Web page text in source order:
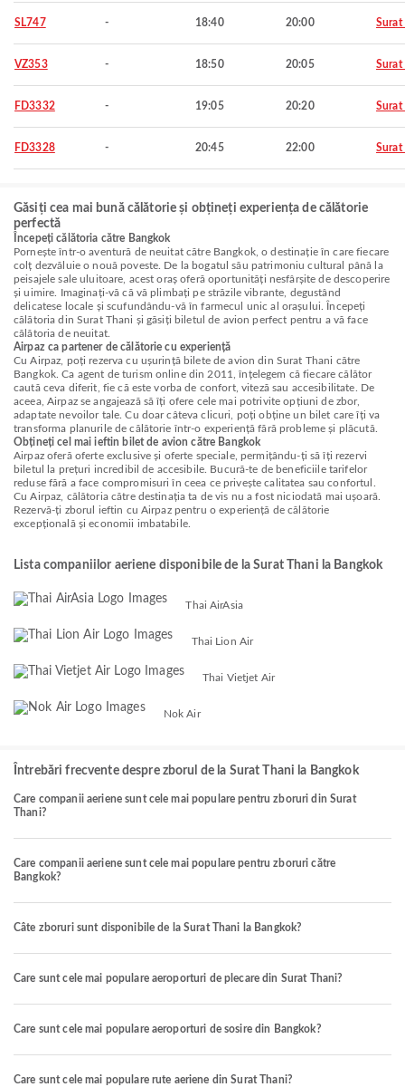
SL747 - 18:40 20:00 Surat
VZ353 - 18:50 20:05 Surat
FD3332 - 19:05 20:20 Surat
FD3328 - 20:45 22:00 Surat
Găsiți cea mai bună călătorie și obțineți experiența de călătorie
perfectă
Începeți călătoria către Bangkok
Pornește într-o aventură de neuitat către Bangkok, o destinație în care fiecare
colț dezvăluie o nouă poveste. De la bogatul său patrimoniu cultural până la
peisajele sale uluitoare, acest oraș oferă oportunități nesfârșite de descoperire
și uimire. Imaginați-vă că vă plimbați pe străzile vibrante, degustând
delicatese locale și scufundându-vă în farmecul unic al orașului. Începeți
călătoria din Surat Thani și găsiți biletul de avion perfect pentru a vă face
călătoria de neuitat.
Airpaz ca partener de călătorie cu experiență
Cu Airpaz, poți rezerva cu ușurință bilete de avion din Surat Thani către
Bangkok. Ca agent de turism online din 2011, înțelegem că fiecare călător
caută ceva diferit, fie că este vorba de confort, viteză sau accesibilitate. De
aceea, Airpaz se angajează să îți ofere cele mai potrivite opțiuni de zbor,
adaptate nevoilor tale. Cu doar câteva clicuri, poți obține un bilet care îți va
transforma planurile de călătorie într-o experiență fără probleme și plăcută.
Obțineți cel mai ieftin bilet de avion către Bangkok
Airpaz oferă oferte exclusive și oferte speciale, permițându-ți să îți rezervi
biletul la prețuri incredibil de accesibile. Bucură-te de beneficiile tarifelor
reduse fără a face compromisuri în ceea ce privește calitatea sau confortul.
Cu Airpaz, călătoria către destinația ta de vis nu a fost niciodată mai ușoară.
Rezervă-ți zborul ieftin cu Airpaz pentru o experiență de călătorie
excepțională și economii imbatabile.
Lista companiilor aeriene disponibile de la Surat Thani la Bangkok
Thai AirAsia
Thai Lion Air
Thai Vietjet Air
Nok Air
Întrebări frecvente despre zborul de la Surat Thani la Bangkok
Care companii aeriene sunt cele mai populare pentru zboruri din Surat
Thani?
Care companii aeriene sunt cele mai populare pentru zboruri către
Bangkok?
Câte zboruri sunt disponibile de la Surat Thani la Bangkok?
Care sunt cele mai populare aeroporturi de plecare din Surat Thani?
Care sunt cele mai populare aeroporturi de sosire din Bangkok?
Care sunt cele mai populare rute aeriene din Surat Thani?